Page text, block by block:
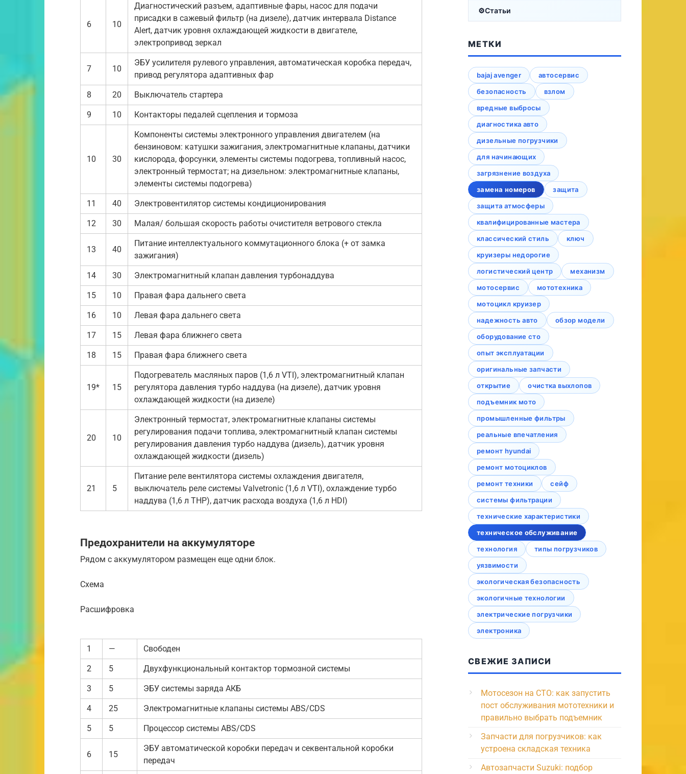
6 10
Диагностический разъем, адаптивные фары, насос для подачи
присадки в сажевый фильтр (на дизеле), датчик интервала Distance
Alert, датчик уровня охлаждающей жидкости в двигателе,
электропривод зеркал
7 10
ЭБУ усилителя рулевого управления, автоматическая коробка передач,
привод регулятора адаптивных фар
8 20 Выключатель стартера
9 10 Контакторы педалей сцепления и тормоза
10 30
Компоненты системы электронного управления двигателем (на
бензиновом: катушки зажигания, электромагнитные клапаны, датчики
кислорода, форсунки, элементы системы подогрева, топливный насос,
электронный термостат; на дизельном: электромагнитные клапаны,
элементы системы подогрева)
11 40 Электровентилятор системы кондиционирования
12 30 Малая/ большая скорость работы очистителя ветрового стекла
13 40
Питание интеллектуального коммутационного блока (+ от замка
зажигания)
14 30 Электромагнитный клапан давления турбонаддува
15 10 Правая фара дальнего света
16 10 Левая фара дальнего света
17 15 Левая фара ближнего света
18 15 Правая фара ближнего света
19* 15
Подогреватель масляных паров (1,6 л VTI), электромагнитный клапан
регулятора давления турбо наддува (на дизеле), датчик уровня
охлаждающей жидкости (на дизеле)
20 10
Электронный термостат, электромагнитные клапаны системы
регулирования подачи топлива, электромагнитный клапан системы
регулирования давления турбо наддува (дизель), датчик уровня
охлаждающей жидкости (дизель)
21 5
Питание реле вентилятора системы охлаждения двигателя,
выключатель реле системы Valvetronic (1,6 л VTI), охлаждение турбо
наддува (1,6 л ТНР), датчик расхода воздуха (1,6 л HDI)
Предохранители на аккумуляторе
Рядом с аккумулятором размещен еще одни блок.
Схема
Расшифровка
1 — Свободен
2 5 Двухфункциональный контактор тормозной системы
3 5 ЭБУ системы заряда АКБ
4 25 Электромагнитные клапаны системы ABS/CDS
5 5 Процессор системы ABS/CDS
6 15
ЭБУ автоматической коробки передач и секвентальной коробки
передач
Статьи
МЕТКИ
bajaj avenger
автосервис
безопасность
взлом
вредные выбросы
диагностика авто
дизельные погрузчики
для начинающих
загрязнение воздуха
замена номеров
защита
защита атмосферы
квалифицированные мастера
классический стиль
ключ
круизеры недорогие
логистический центр
механизм
мотосервис
мототехника
мотоцикл круизер
надежность авто
обзор модели
оборудование сто
опыт эксплуатации
оригинальные запчасти
открытие
очистка выхлопов
подъемник мото
промышленные фильтры
реальные впечатления
ремонт hyundai
ремонт мотоциклов
ремонт техники
сейф
системы фильтрации
технические характеристики
техническое обслуживание
технология
типы погрузчиков
уязвимости
экологическая безопасность
экологичные технологии
электрические погрузчики
электроника
СВЕЖИЕ ЗАПИСИ
Мотосезон на СТО: как запустить
пост обслуживания мототехники и
правильно выбрать подъемник
Запчасти для погрузчиков: как
устроена складская техника
Автозапчасти Suzuki: подбор